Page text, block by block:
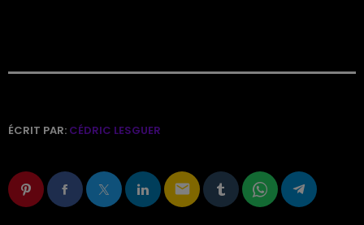
ÉCRIT PAR: CÉDRIC LESGUER
email